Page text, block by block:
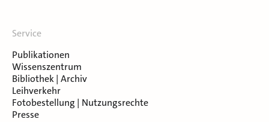
Service
Publikationen
Wissenszentrum
Bibliothek | Archiv
Leihverkehr
Fotobestellung | Nutzungsrechte
Presse